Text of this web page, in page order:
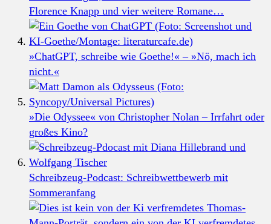
Florence Knapp und vier weitere Romane…
»ChatGPT, schreibe wie Goethe!« – »Nö, mach ich
nicht.«
»Die Odyssee« von Christopher Nolan – Irrfahrt oder
großes Kino?
Schreibzeug-Podcast: Schreibwettbewerb mit
Sommeranfang